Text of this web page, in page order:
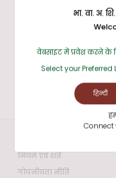
नियम एवं शर्तें
गोपनीयता नीति
भा. वा. अ.
वेबसाइट में प्रवेश करने के
Select your
हिन्दी
Connect